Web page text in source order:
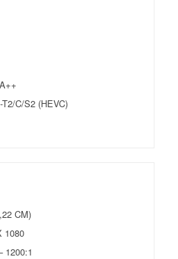
C/S2 (HEVC)
CM)
1080
1200:1